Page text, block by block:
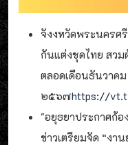
จังงหวัดพระนครศ
กันแต่งชุดไทย สว
ตลอดเดือนธันวาคม
๒๕๖๗https://
"อยุธยาประกาศก้อ
ข่าวเตรียมจัด “งา